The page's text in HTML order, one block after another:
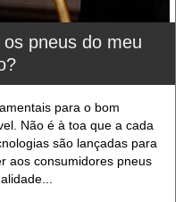
pneus do meu
para o bom
Não é à toa que a cada
são lançadas para
aos consumidores pneus